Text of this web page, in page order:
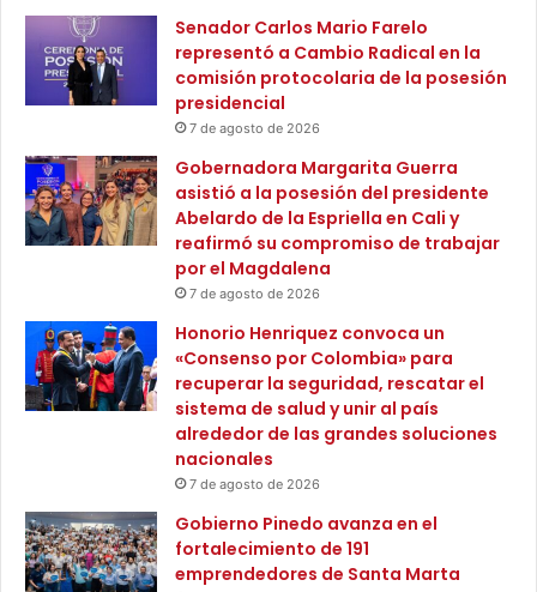
n
c
o
d
g
n
Senador Carlos Mario Farelo
representó a Cambio Radical en la
comisión protocolaria de la posesión
presidencial
7 de agosto de 2026
Gobernadora Margarita Guerra
asistió a la posesión del presidente
Abelardo de la Espriella en Cali y
reafirmó su compromiso de trabajar
por el Magdalena
7 de agosto de 2026
Honorio Henriquez convoca un
«Consenso por Colombia» para
recuperar la seguridad, rescatar el
sistema de salud y unir al país
alrededor de las grandes soluciones
nacionales
7 de agosto de 2026
Gobierno Pinedo avanza en el
fortalecimiento de 191
emprendedores de Santa Marta